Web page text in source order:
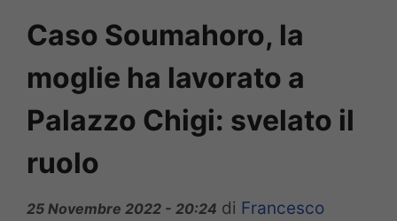
Caso Soumahoro, la
moglie ha lavorato a
Palazzo Chigi: svelato il
ruolo
25 Novembre 2022 - 20:24 di Francesco